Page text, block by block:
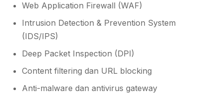
Web Application Firewall (WAF)
Intrusion Detection & Prevention System
(IDS/IPS)
Deep Packet Inspection (DPI)
Content filtering dan URL blocking
Anti-malware dan antivirus gateway